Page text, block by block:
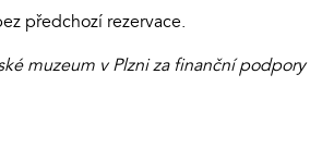
předchozí rezervace.
muzeum v Plzni za finanční podpory